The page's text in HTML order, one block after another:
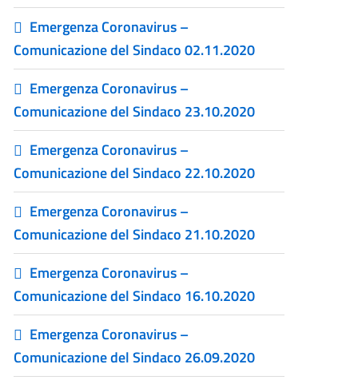
Emergenza Coronavirus –
Comunicazione del Sindaco 02.11.2020
Emergenza Coronavirus –
Comunicazione del Sindaco 23.10.2020
Emergenza Coronavirus –
Comunicazione del Sindaco 22.10.2020
Emergenza Coronavirus –
Comunicazione del Sindaco 21.10.2020
Emergenza Coronavirus –
Comunicazione del Sindaco 16.10.2020
Emergenza Coronavirus –
Comunicazione del Sindaco 26.09.2020